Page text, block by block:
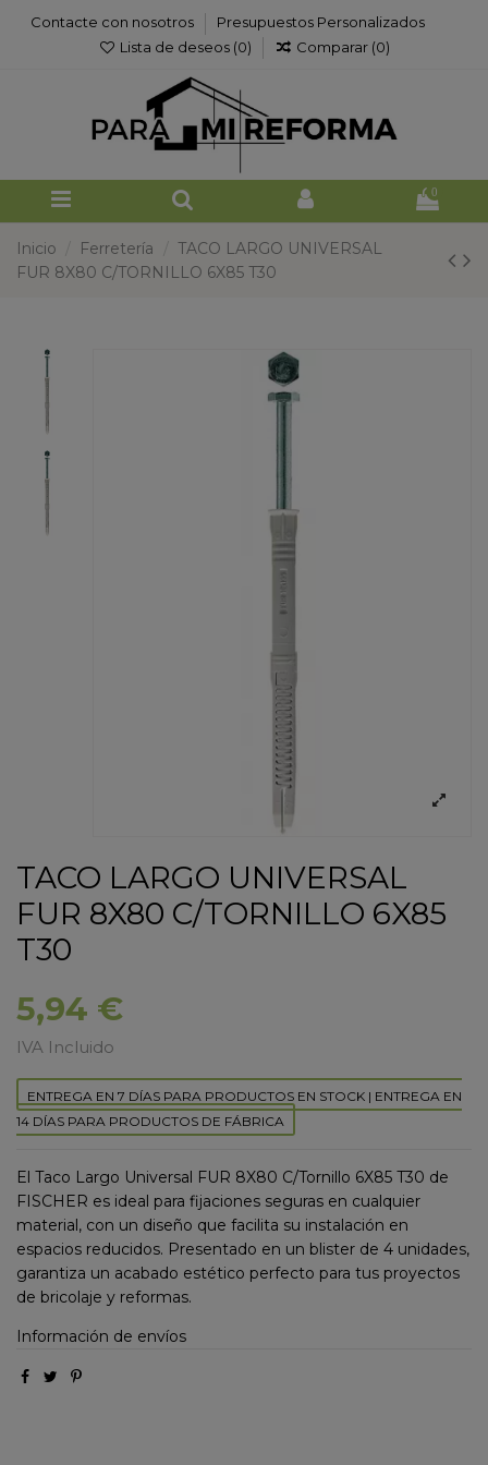
Contacte con nosotros
Presupuestos Personalizados
Lista de deseos (0) Comparar (0)
0
Inicio Ferretería
TACO LARGO UNIVERSAL
FUR 8X80 C/TORNILLO 6X85 T30
TACO LARGO UNIVERSAL
FUR 8X80 C/TORNILLO 6X85
T30
5,94 €
IVA Incluido
ENTREGA EN 7 DÍAS PARA PRODUCTOS EN STOCK | ENTREGA EN
14 DÍAS PARA PRODUCTOS DE FÁBRICA
El Taco Largo Universal FUR 8X80 C/Tornillo 6X85 T30 de
FISCHER es ideal para fijaciones seguras en cualquier
material, con un diseño que facilita su instalación en
espacios reducidos. Presentado en un blister de 4 unidades,
garantiza un acabado estético perfecto para tus proyectos
de bricolaje y reformas.
Información de envíos